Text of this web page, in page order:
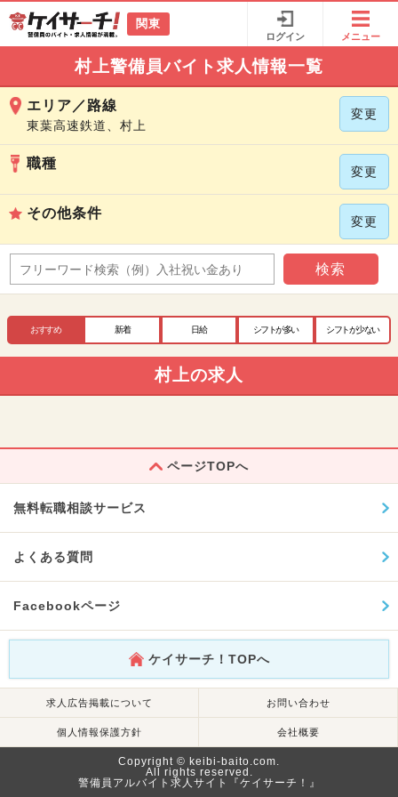
関東
ログイン メニュー
村上警備員バイト求人情報一覧
エリア／路線
東葉高速鉄道、村上
変更
職種
変更
その他条件
変更
検索
おすすめ 新着 日給 シフトが多い シフトが少ない
村上の求人
ページTOPへ
無料転職相談サービス
よくある質問
Facebookページ
ケイサーチ！TOPへ
求人広告掲載について お問い合わせ
個人情報保護方針 会社概要
Copyright © keibi-baito.com.
All rights reserved.
警備員アルバイト求人サイト『ケイサーチ！』